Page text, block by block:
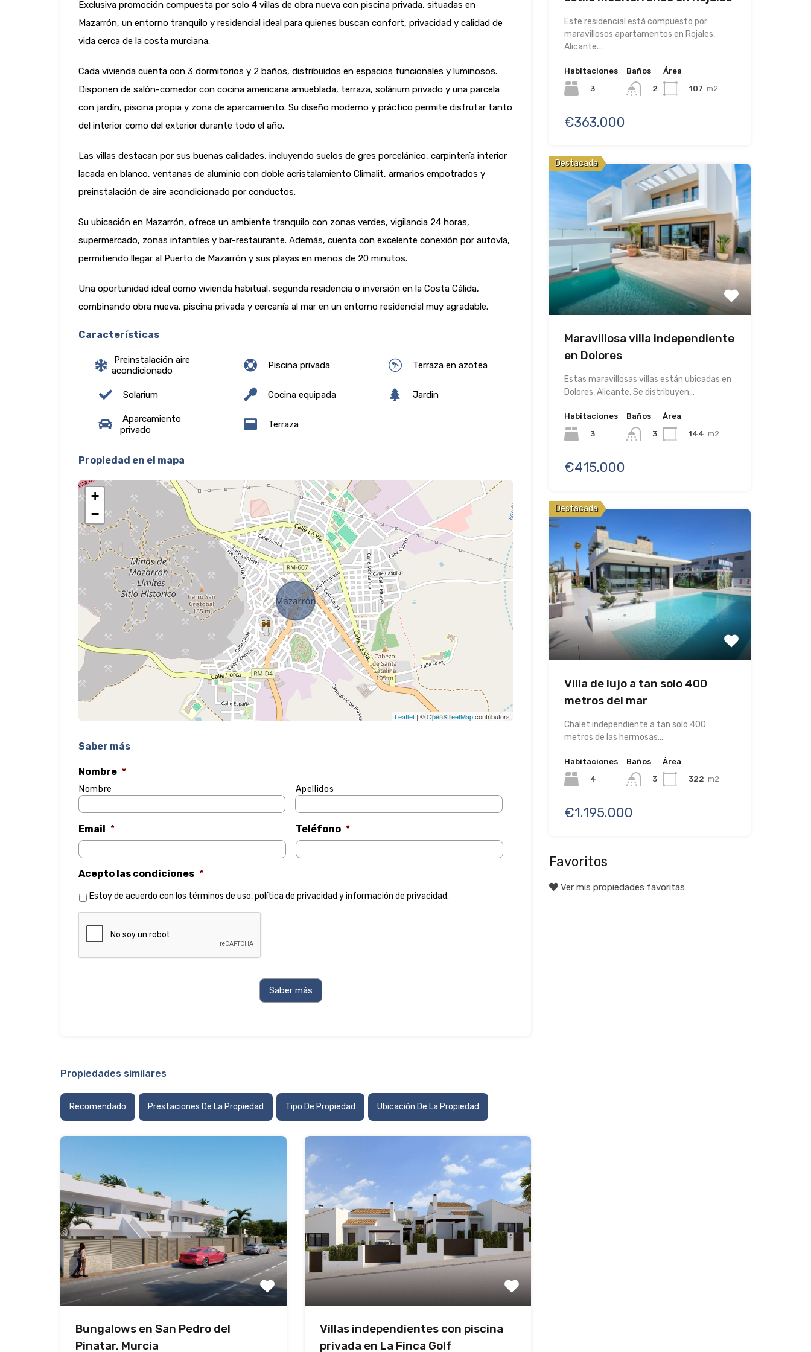
Exclusiva promoción compuesta por solo 4 villas de obra nueva con piscina privada, situadas en
Mazarrón, un entorno tranquilo y residencial ideal para quienes buscan confort, privacidad y calidad de
vida cerca de la costa murciana.
Cada vivienda cuenta con 3 dormitorios y 2 baños, distribuidos en espacios funcionales y luminosos.
Disponen de salón-comedor con cocina americana amueblada, terraza, solárium privado y una parcela
con jardín, piscina propia y zona de aparcamiento. Su diseño moderno y práctico permite disfrutar tanto
del interior como del exterior durante todo el año.
Las villas destacan por sus buenas calidades, incluyendo suelos de gres porcelánico, carpintería interior
lacada en blanco, ventanas de aluminio con doble acristalamiento Climalit, armarios empotrados y
preinstalación de aire acondicionado por conductos.
Su ubicación en Mazarrón, ofrece un ambiente tranquilo con zonas verdes, vigilancia 24 horas,
supermercado, zonas infantiles y bar-restaurante. Además, cuenta con excelente conexión por autovía,
permitiendo llegar al Puerto de Mazarrón y sus playas en menos de 20 minutos.
Una oportunidad ideal como vivienda habitual, segunda residencia o inversión en la Costa Cálida,
combinando obra nueva, piscina privada y cercanía al mar en un entorno residencial muy agradable.
Características
Preinstalación aire
acondicionado
Piscina privada Terraza en azotea
Solarium Cocina equipada Jardin
Aparcamiento
privado
Terraza
Propiedad en el mapa
+
−
Leaflet| ©OpenStreetMapcontributors
Saber más
Nombre *
Nombre Apellidos
Email * Teléfono *
Acepto las condiciones *
Estoy de acuerdo con los términos de uso,política de privacidad yinformación de privacidad.
Propiedades similares
Recomendado Prestaciones De La Propiedad Tipo De Propiedad Ubicación De La Propiedad
Bungalows en San Pedro del
Pinatar, Murcia
Villas independientes con piscina
privada en La Finca Golf
Este residencial está compuesto por
maravillosos apartamentos en Rojales,
Alicante.…
Habitaciones
3
Baños
2
Área
107 m2
€363.000
Destacada
Maravillosa villa independiente
en Dolores
Estas maravillosas villas están ubicadas en
Dolores, Alicante. Se distribuyen…
Habitaciones
3
Baños
3
Área
144 m2
€415.000
Destacada
Villa de lujo a tan solo 400
metros del mar
Chalet independiente a tan solo 400
metros de las hermosas…
Habitaciones
4
Baños
3
Área
322 m2
€1.195.000
Favoritos
Ver mis propiedades favoritas